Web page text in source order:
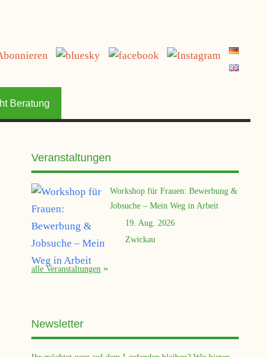
Beratung
Veranstaltungen
Workshop für Frauen: Bewerbung &
Jobsuche – Mein Weg in Arbeit
19. Aug. 2026
Zwickau
alle Veranstaltungen
Newsletter